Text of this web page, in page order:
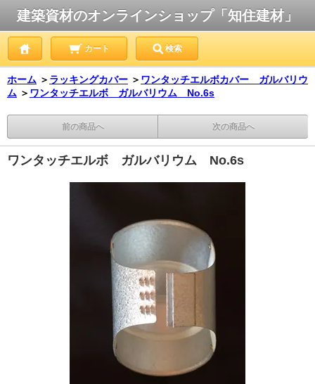
建築資材のオンラインショップ「知住建材」
カート 検索
ホーム ＞ ラッキングカバー ＞ ワンタッチエルボカバー ガルバリウ
ム ＞ ワンタッチエルボ ガルバリウム No.6s
前の商品へ 次の商品へ
ワンタッチエルボ ガルバリウム No.6s